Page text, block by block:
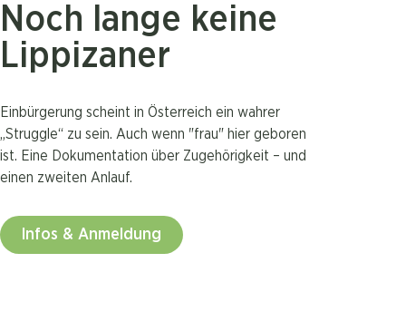
Noch lange keine
Lippizaner
Einbürgerung scheint in Österreich ein wahrer
„Struggle“ zu sein. Auch wenn "frau" hier geboren
ist. Eine Dokumentation über Zugehörigkeit – und
einen zweiten Anlauf.
Infos & Anmeldung